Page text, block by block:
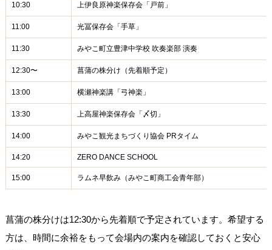
10:30 上伊良原神楽保存会「戸前」
11:00 光冨保存会「手草」
11:30 みやこ町立豊津中学校 吹奏楽部 演奏
12:30〜 菖蒲の株分け（先着順予定）
13:00 横瀬神楽講「弓神楽」
13:30 上高屋神楽保存会「〆切」
14:00 みやこ観光まちづくり協会 PRタイム
14:20 ZERO DANCE SCHOOL
15:00 ラムネ早飲み（みやこ町商工会青年部）
菖蒲の株分けは12:30から先着順で予定されています。希望する
方は、時間に余裕をもって会場内の案内を確認しておくと安心